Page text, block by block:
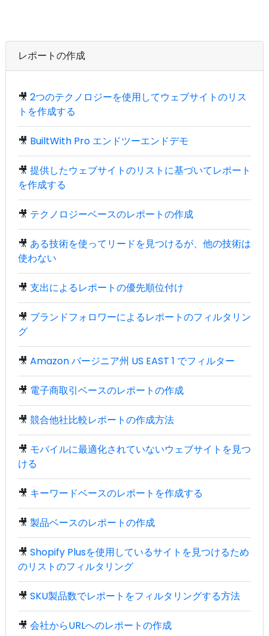
レポートの作成
🎥 2つのテクノロジーを使用してウェブサイトのリス
トを作成する
🎥 BuiltWith Pro エンドツーエンドデモ
🎥 提供したウェブサイトのリストに基づいてレポート
を作成する
🎥 テクノロジーベースのレポートの作成
🎥 ある技術を使ってリードを見つけるが、他の技術は
使わない
🎥 支出によるレポートの優先順位付け
🎥 ブランドフォロワーによるレポートのフィルタリン
グ
🎥 Amazon バージニア州 US EAST 1 でフィルター
🎥 電子商取引ベースのレポートの作成
🎥 競合他社比較レポートの作成方法
🎥 モバイルに最適化されていないウェブサイトを見つ
ける
🎥 キーワードベースのレポートを作成する
🎥 製品ベースのレポートの作成
🎥 Shopify Plusを使用しているサイトを見つけるため
のリストのフィルタリング
🎥 SKU製品数でレポートをフィルタリングする方法
🎥 会社からURLへのレポートの作成